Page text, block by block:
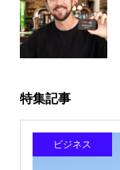
特集記事
ビジネス